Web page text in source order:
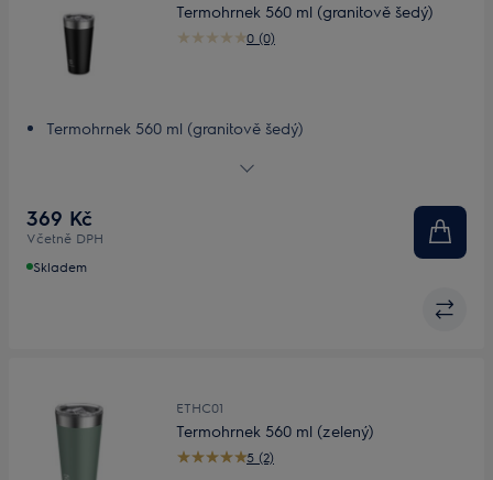
0 (0)
Termohrnek 560 ml (granitově šedý)
Termohrnek 560 ml (granitově šedý)
369 Kč
Včetně DPH
Skladem
ETHC01
5 (2)
Termohrnek 560 ml (zelený)